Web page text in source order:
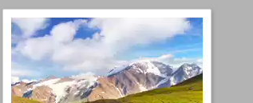
加载中